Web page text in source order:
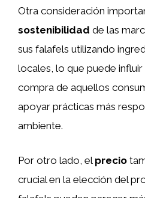
Otra consideración
sostenibilidad de las
sus falafels utilizando
locales, lo que puede
compra de aquellos
apoyar prácticas más
ambiente.
Por otro lado, el precio
crucial en la elección del